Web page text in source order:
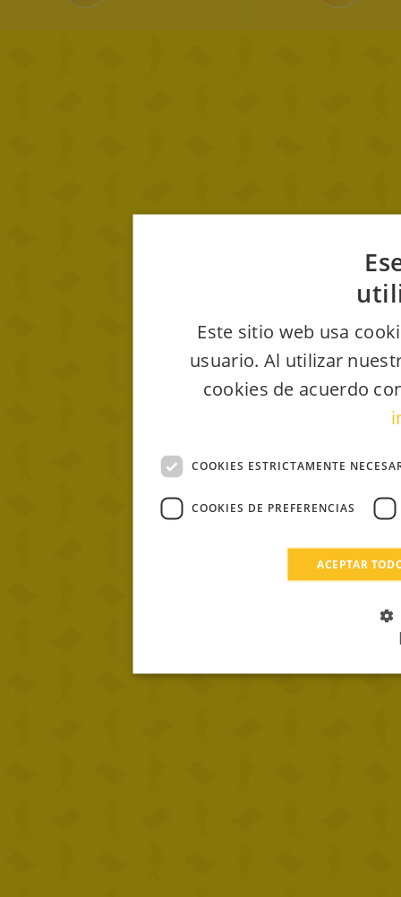
Este sitio web usa
usuario. Al utilizar
cookies de acuerdo
COOKIES ESTRICTAMENTE
COOKIES DE PREFERENCIAS
ACEPTAR